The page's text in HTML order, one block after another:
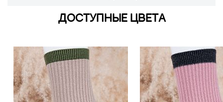
ДОСТУПНЫЕ ЦВЕТА